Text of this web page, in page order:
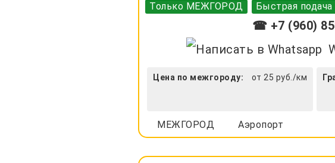
Только МЕЖГОРОД Быстрая подача
☎ +7 (960)
Цена по межгороду: от 25 руб./км
МЕЖГОРОД Аэропорт